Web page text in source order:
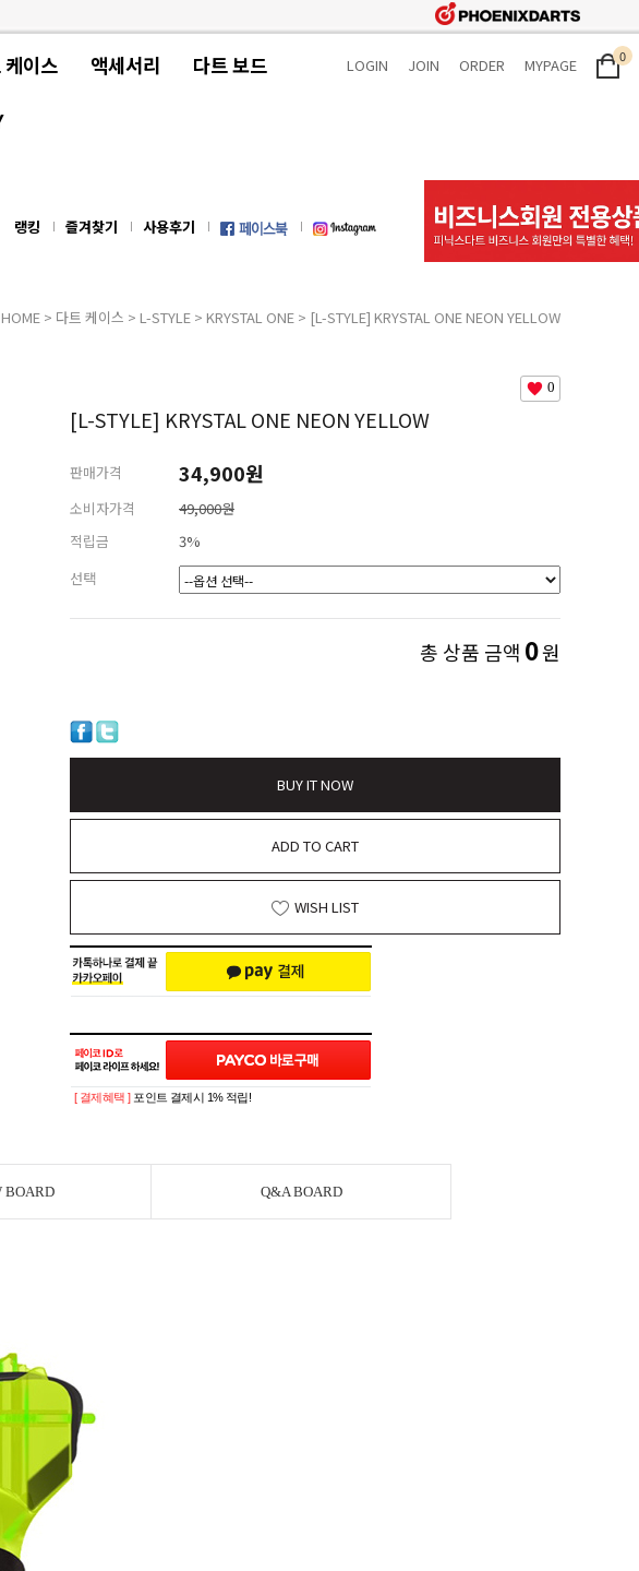
케이스 액세서리 다트 보드 LOGIN JOIN ORDER MYPAGE 0
랭킹 즐겨찾기 사용후기
HOME > 다트 케이스 > L-STYLE > KRYSTAL ONE > [L-STYLE] KRYSTAL ONE NEON YELLOW
0
[L-STYLE] KRYSTAL ONE NEON YELLOW
판매가격 34,900원
소비자가격
49,000원
적립금
3%
선택
총 상품 금액 0원
BUY IT NOW
ADD TO CART
WISH LIST
[ 결제혜택 ] 포인트 결제시 1% 적립!
BOARD Q&A BOARD